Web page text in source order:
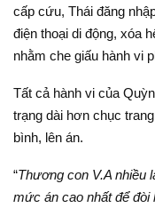
cấp cứu, Thái đăng
điện thoại di động, xóa
nhằm che giấu hành vi
Tất cả hành vi của
trạng dài hơn chục
bình, lên án.
“Thương con V.A nhiều
mức án cao nhất để đòi